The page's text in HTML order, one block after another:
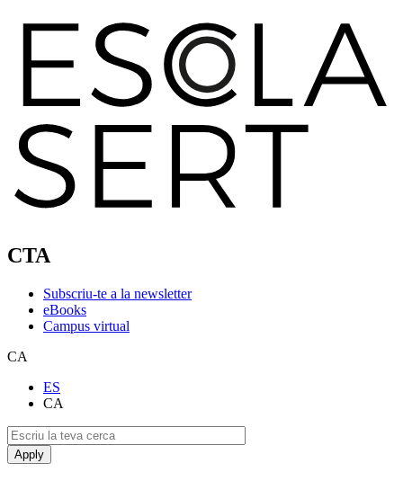
CTA
Subscriu-te a la newsletter
eBooks
Campus virtual
CA
ES
CA